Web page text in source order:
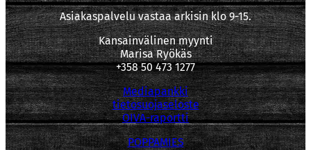
Asiakaspalvelu vastaa arkisin klo 9-15.
Kansainvälinen myynti
Marisa Ryökäs
+358 50 473 1277
Mediapankki
tietosuojaseloste
OIVA-raportti
POPPAMIES